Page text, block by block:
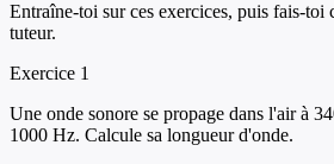
Entraîne-toi sur ces exercices, puis fais-toi
tuteur.
Exercice 1
Une onde sonore se propage dans l'air à
1000 Hz. Calcule sa longueur d'onde.